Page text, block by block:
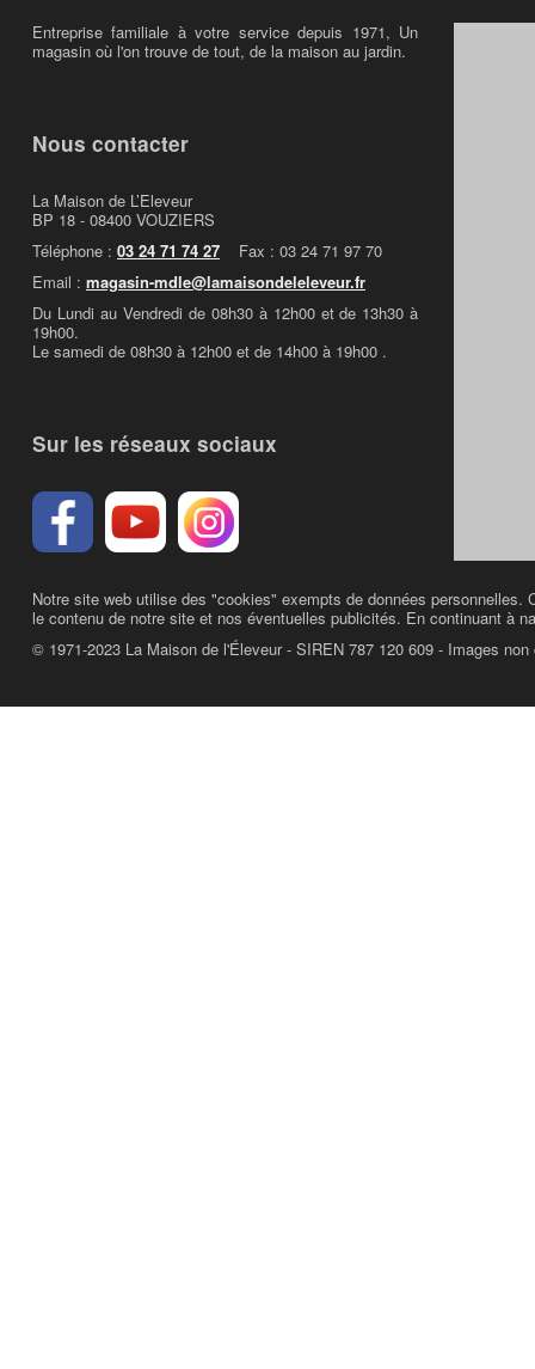
Entreprise familiale à votre service depuis 1971, Un
magasin où l'on trouve de tout, de la maison au jardin.
Nous contacter
La Maison de L’Eleveur
BP 18 - 08400 VOUZIERS
Téléphone : 03 24 71 74 27 Fax : 03 24 71 97 70
Email : magasin-mdle@lamaisondeleleveur.fr
Du Lundi au Vendredi de 08h30 à 12h00 et de 13h30 à
19h00.
Le samedi de 08h30 à 12h00 et de 14h00 à 19h00 .
Sur les réseaux sociaux
Notre site web utilise des "cookies" exempts de données
le contenu de notre site et nos éventuelles publicités. En continuant à
© 1971-2023 La Maison de l'Éleveur - SIREN 787 120 609 - Images